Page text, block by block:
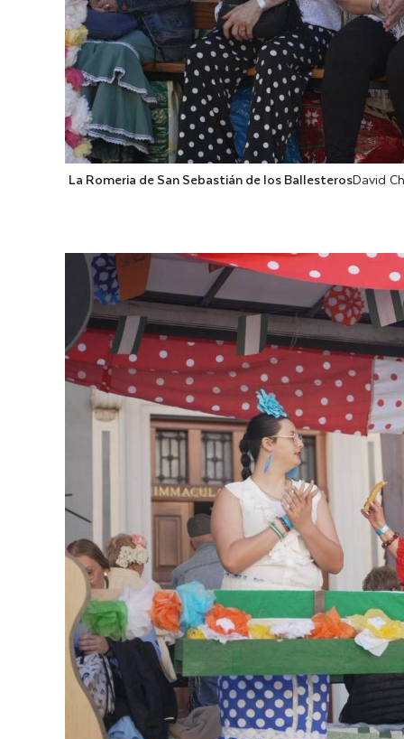
La Romeria de San Sebastián de los BallesterosDavid